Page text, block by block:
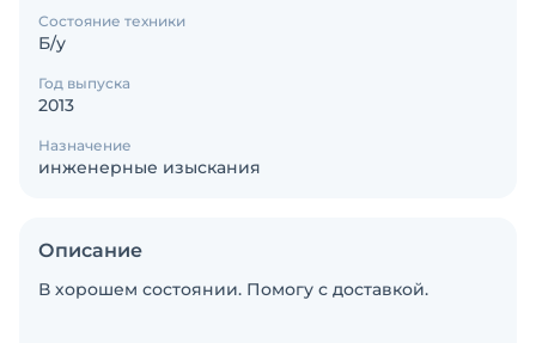
Состояние техники
Б/у
Год выпуска
2013
Назначение
инженерные изыскания
Описание
В хорошем состоянии. Помогу с доставкой.